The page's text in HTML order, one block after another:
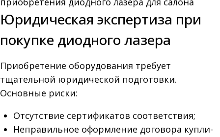
Юридическая экспертиза при
покупке диодного лазера
Приобретение оборудования требует
тщательной юридической подготовки.
Основные риски:
Отсутствие сертификатов соответствия;
Неправильное оформление договора купли-